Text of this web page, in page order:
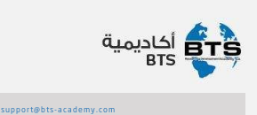
support@bts-academy.com